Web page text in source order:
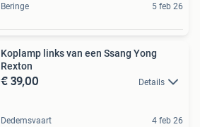
Beringe 5 feb 26
Koplamp links van een Ssang Yong
Rexton
€ 39,00 Details
Dedemsvaart 4 feb 26